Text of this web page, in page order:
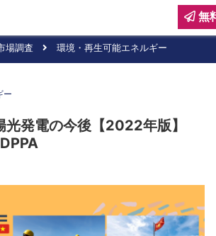
場調査 環境・再生可能エネルギー
ー
光発電の今後【2022年版】
無